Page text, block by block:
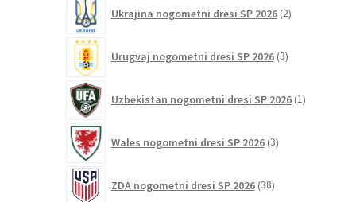
Ukrajina nogometni dresi SP 2026 2izdelka
Urugvaj nogometni dresi SP 2026 3izdelki
Uzbekistan nogometni dresi SP 2026 1izdelek
Wales nogometni dresi SP 2026 3izdelki
ZDA nogometni dresi SP 2026 38izdelkov